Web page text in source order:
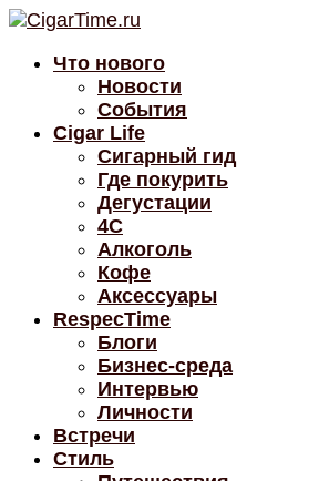
Что нового
Новости
События
Cigar Life
Сигарный гид
Где покурить
Дегустации
4C
Алкоголь
Кофе
Аксессуары
RespecTime
Блоги
Бизнес-среда
Интервью
Личности
Встречи
Стиль